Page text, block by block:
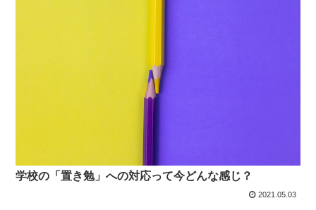
学校の「置き勉」への対応って今どんな感じ？
2021.05.03